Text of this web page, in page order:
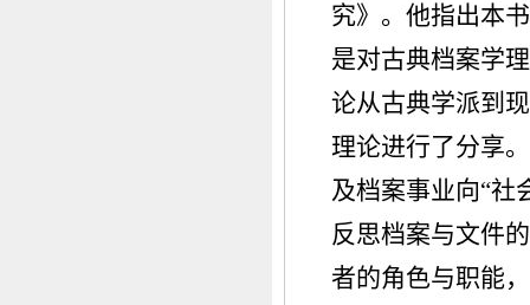
究》。他指出本
是对古典档案学
论从古典学派到
理论进行了分享
及档案事业向“社
反思档案与文件
者的角色与职能